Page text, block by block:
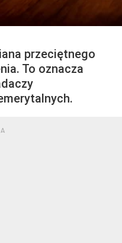
przeciętnego
To oznacza